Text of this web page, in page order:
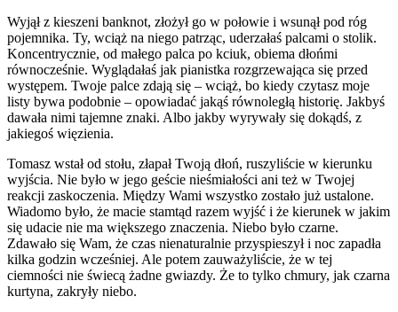
Wyjął z kieszeni banknot, złożył go w połowie i wsunął pod róg
pojemnika. Ty, wciąż na niego patrząc, uderzałaś palcami o stolik.
Koncentrycznie, od małego palca po kciuk, obiema dłońmi
równocześnie. Wyglądałaś jak pianistka rozgrzewająca się przed
występem. Twoje palce zdają się – wciąż, bo kiedy czytasz moje
listy bywa podobnie – opowiadać jakąś równoległą historię. Jakbyś
dawała nimi tajemne znaki. Albo jakby wyrywały się dokądś, z
jakiegoś więzienia.
Tomasz wstał od stołu, złapał Twoją dłoń, ruszyliście w kierunku
wyjścia. Nie było w jego geście nieśmiałości ani też w Twojej
reakcji zaskoczenia. Między Wami wszystko zostało już ustalone.
Wiadomo było, że macie stamtąd razem wyjść i że kierunek w jakim
się udacie nie ma większego znaczenia. Niebo było czarne.
Zdawało się Wam, że czas nienaturalnie przyspieszył i noc zapadła
kilka godzin wcześniej. Ale potem zauważyliście, że w tej
ciemności nie świecą żadne gwiazdy. Że to tylko chmury, jak czarna
kurtyna, zakryły niebo.